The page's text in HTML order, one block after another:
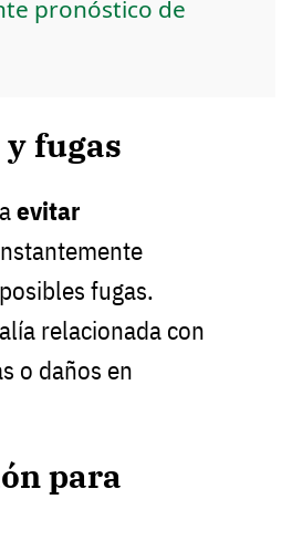
pronóstico de
fugas
evitar
fugas.
relacionada con
o daños en
para